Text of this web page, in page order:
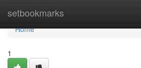
setbookmarks
Home
Home
1